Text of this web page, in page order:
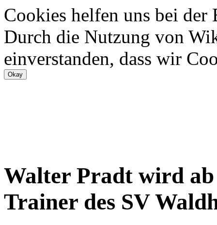
Cookies helfen uns bei
Durch die Nutzung von
einverstanden, dass wir
Walter Pradt wird
Trainer des SV